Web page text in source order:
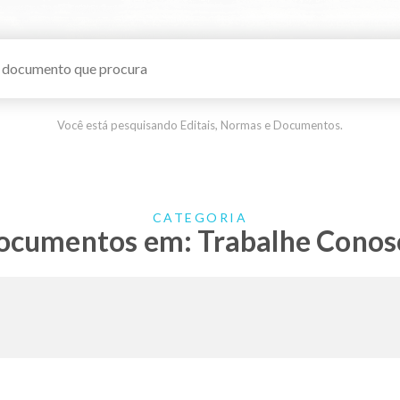
Você está pesquisando Editais, Normas e Documentos.
CATEGORIA
em: Trabalhe